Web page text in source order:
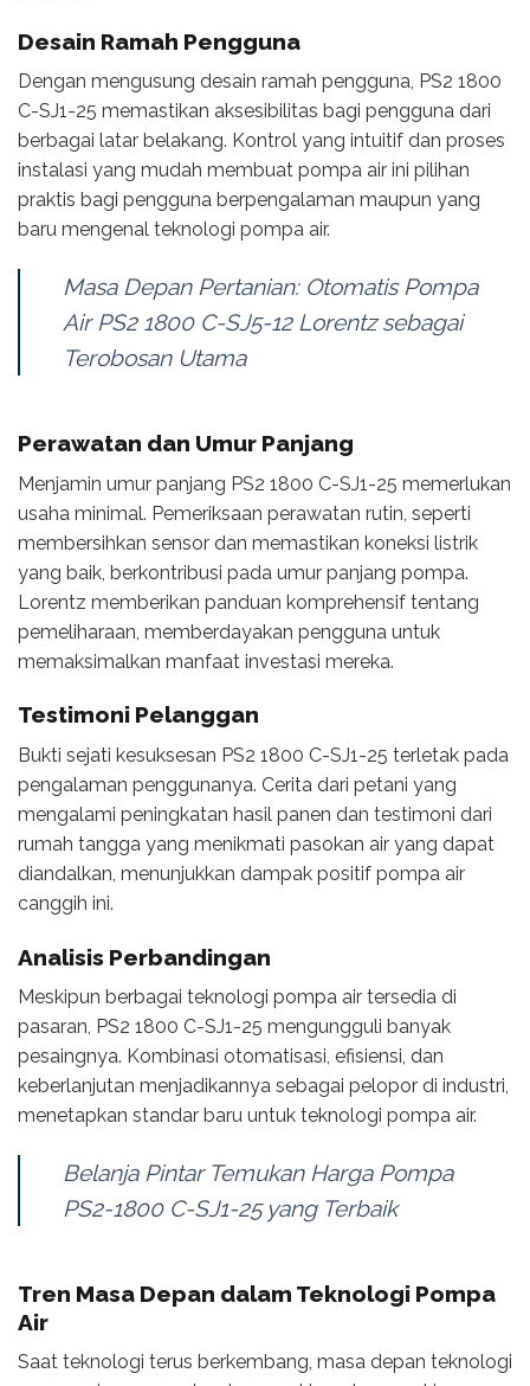
Desain Ramah Pengguna
Dengan mengusung desain ramah pengguna, PS2 1800
C-SJ1-25 memastikan aksesibilitas bagi pengguna dari
berbagai latar belakang. Kontrol yang intuitif dan proses
instalasi yang mudah membuat pompa air ini pilihan
praktis bagi pengguna berpengalaman maupun yang
baru mengenal teknologi pompa air.
Masa Depan Pertanian: Otomatis Pompa
Air PS2 1800 C-SJ5-12 Lorentz sebagai
Terobosan Utama
Perawatan dan Umur Panjang
Menjamin umur panjang PS2 1800 C-SJ1-25 memerlukan
usaha minimal. Pemeriksaan perawatan rutin, seperti
membersihkan sensor dan memastikan koneksi listrik
yang baik, berkontribusi pada umur panjang pompa.
Lorentz memberikan panduan komprehensif tentang
pemeliharaan, memberdayakan pengguna untuk
memaksimalkan manfaat investasi mereka.
Testimoni Pelanggan
Bukti sejati kesuksesan PS2 1800 C-SJ1-25 terletak pada
pengalaman penggunanya. Cerita dari petani yang
mengalami peningkatan hasil panen dan testimoni dari
rumah tangga yang menikmati pasokan air yang dapat
diandalkan, menunjukkan dampak positif pompa air
canggih ini.
Analisis Perbandingan
Meskipun berbagai teknologi pompa air tersedia di
pasaran, PS2 1800 C-SJ1-25 mengungguli banyak
pesaingnya. Kombinasi otomatisasi, efisiensi, dan
keberlanjutan menjadikannya sebagai pelopor di industri,
menetapkan standar baru untuk teknologi pompa air.
Belanja Pintar Temukan Harga Pompa
PS2-1800 C-SJ1-25 yang Terbaik
Tren Masa Depan dalam Teknologi Pompa
Air
Saat teknologi terus berkembang, masa depan teknologi